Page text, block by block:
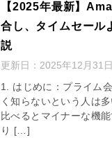
【2025年最新】
合し、タイムセール
説
更新日： 2025年12月31日
1. はじめに：プライム
く知らないという人は
比べるとマイナーな機
り […]